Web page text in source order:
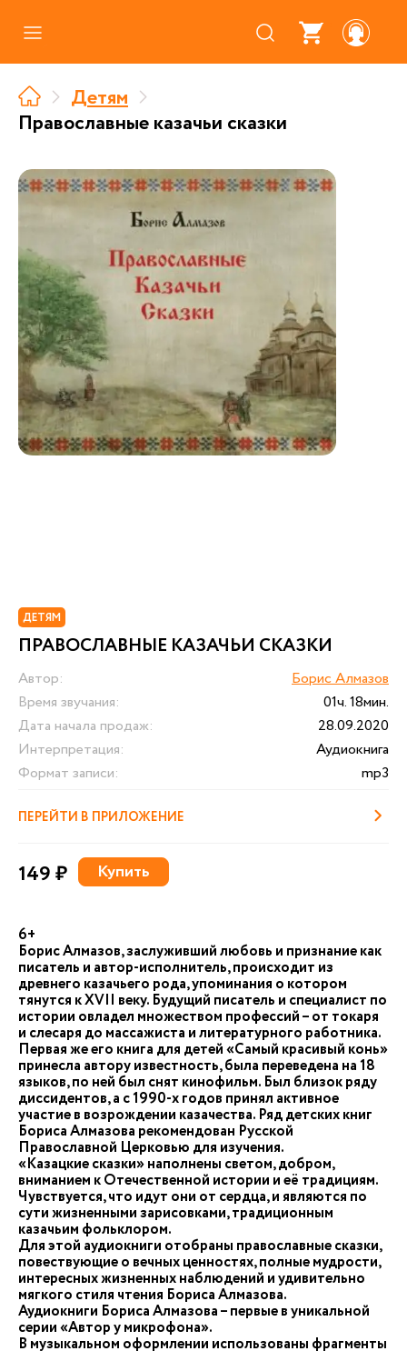
Где купить
О нас
Детям
Православные казачьи сказки
ДЕТЯМ
ПРАВОСЛАВНЫЕ КАЗАЧЬИ СКАЗКИ
Автор:
Борис Алмазов
Время звучания:
01ч. 18мин.
Дата начала продаж:
28.09.2020
Интерпретация:
Аудиокнига
Формат записи:
mp3
ПЕРЕЙТИ В ПРИЛОЖЕНИЕ
149 ₽ Купить
6+
Борис Алмазов, заслуживший любовь и признание как
писатель и автор-исполнитель, происходит из
древнего казачьего рода, упоминания о котором
тянутся к XVII веку. Будущий писатель и специалист по
истории овладел множеством профессий – от токаря
и слесаря до массажиста и литературного работника.
Первая же его книга для детей «Самый красивый конь»
принесла автору известность, была переведена на 18
языков, по ней был снят кинофильм. Был близок ряду
диссидентов, а с 1990-х годов принял активное
участие в возрождении казачества. Ряд детских книг
Бориса Алмазова рекомендован Русской
Православной Церковью для изучения.
«Казацкие сказки» наполнены светом, добром,
вниманием к Отечественной истории и её традициям.
Чувствуется, что идут они от сердца, и являются по
сути жизненными зарисовками, традиционным
казачьим фольклором.
Для этой аудиокниги отобраны православные сказки,
повествующие о вечных ценностях, полные мудрости,
интересных жизненных наблюдений и удивительно
мягкого стиля чтения Бориса Алмазова.
Аудиокниги Бориса Алмазова – первые в уникальной
серии «Автор у микрофона».
В музыкальном оформлении использованы фрагменты